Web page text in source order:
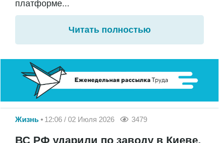
платформе...
Читать полностью
Жизнь 12:06 / 02 Июля 2026 3479
ВС РФ ударили по заводу в Киеве,